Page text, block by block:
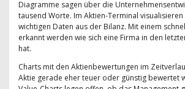
Diagramme sagen über die
tausend Worte. Im Aktien-Terminal
wichtigen Daten aus der Bilanz. Mit einem
erkannt werden wie sich eine Firma in den
hat.
Charts mit den Aktienbewertungen im
Aktie gerade eher teuer oder günstig bewertet